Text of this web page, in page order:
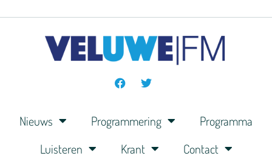
Nieuws Programmering
Programma
Luisteren
Krant Contact